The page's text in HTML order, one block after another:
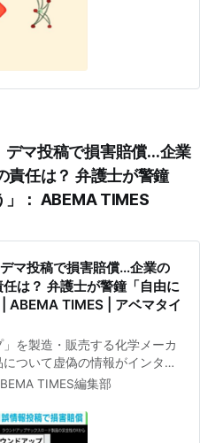
デマ投稿で損害賠償…企業
責任は？ 弁護士が警鐘
」： ABEMA TIMES
デマ投稿で損害賠償…企業の
は？ 弁護士が警鐘「自由に
ABEMA TIMES | アベマタイ
を製造・販売する化学メーカ
ついて虚偽の情報がインター
の評判が毀損されたとして、
裁は「企業の名…
TIMES編集部